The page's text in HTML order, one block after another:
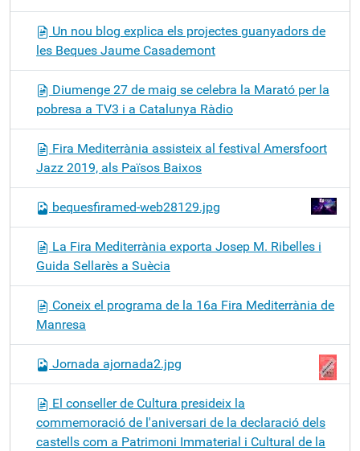
Un nou blog explica els projectes guanyadors de
les Beques Jaume Casademont
Diumenge 27 de maig se celebra la Marató per la
pobresa a TV3 i a Catalunya Ràdio
Fira Mediterrània assisteix al festival Amersfoort
Jazz 2019, als Països Baixos
bequesfiramed-web28129.jpg
La Fira Mediterrània exporta Josep M. Ribelles i
Guida Sellarès a Suècia
Coneix el programa de la 16a Fira Mediterrània de
Manresa
Jornada ajornada2.jpg
El conseller de Cultura presideix la
commemoració de l'aniversari de la declaració dels
castells com a Patrimoni Immaterial i Cultural de la